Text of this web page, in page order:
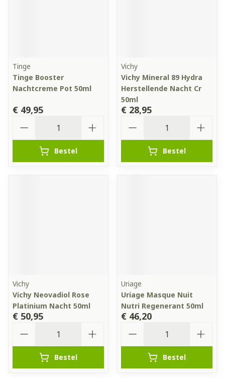
Tinge
Tinge Booster
Nachtcreme Pot 50ml
€ 49,95
Bestel
Vichy
Vichy Mineral 89 Hydra
Herstellende Nacht Cr
50ml
€ 28,95
Bestel
Vichy
Vichy Neovadiol Rose
Platinium Nacht 50ml
€ 50,95
Bestel
Uriage
Uriage Masque Nuit
Nutri Regenerant 50ml
€ 46,20
Bestel